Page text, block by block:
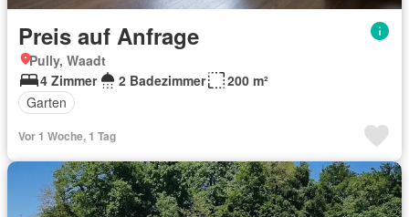
Preis auf Anfrage
Pully, Waadt
4 Zimmer
2 Badezimmer
200 m²
Garten
Vor 1 Woche, 1 Tag